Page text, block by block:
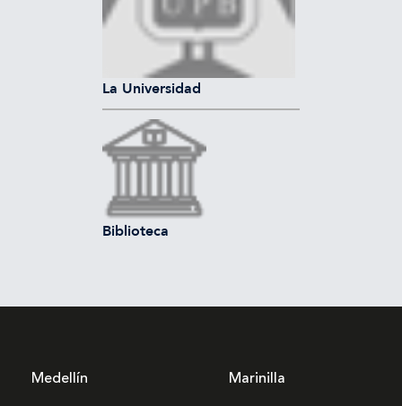
La Universidad
Biblioteca
Medellín
Marinilla